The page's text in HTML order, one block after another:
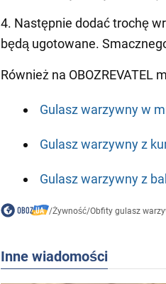
4. Następnie dodać trochę
będą ugotowane.
Również na OBOZREVATEL
Gulasz warzywny w
Gulasz warzywny z
Gulasz warzywny z
/Żywność/Obfity gulasz
Inne wiadomości